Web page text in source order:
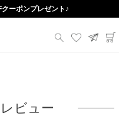
ーポンプレゼント♪
ビュー